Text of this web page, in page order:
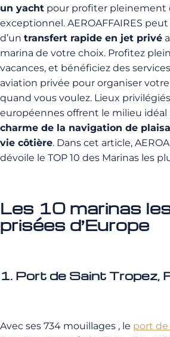
un yacht pour profiter pleinement
exceptionnel. AEROAFFAIRES
d’un transfert rapide en jet privé
marina de votre choix. Profitez
vacances, et bénéficiez des
aviation privée pour organiser
quand vous voulez. Lieux
européennes offrent le milieu idéal
charme de la navigation de
vie côtière. Dans cet article,
dévoile le TOP 10 des Marinas les
Les 10 marinas
prisées d’Europe
1. Port de Saint Tropez,
Avec ses 734 mouillages , le port de